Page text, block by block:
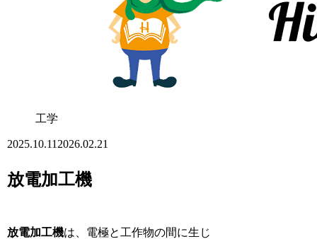
工学
2025.10.11 2026.02.21
放電加工機
放電加工機は、電極と工作物の間に生じ